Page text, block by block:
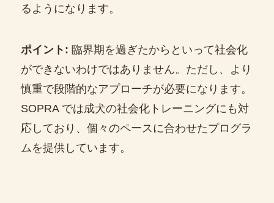
るようになります。
ポイント: 臨界期を過ぎたからといって社会化
ができないわけではありません。ただし、より
慎重で段階的なアプローチが必要になります。
SOPRA では成犬の社会化トレーニングにも対
応しており、個々のペースに合わせたプログラ
ムを提供しています。